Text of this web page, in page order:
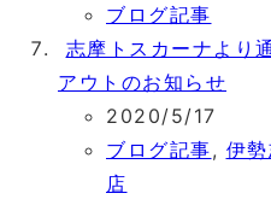
ブログ記事
志摩トスカーナより
アウトのお知らせ
2020/5/17
ブログ記事, 伊
店